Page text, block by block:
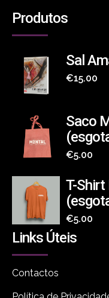
Produtos
Sal
€15.00
Saco
€5.00
T-
€5.00
Links Úteis
Contactos